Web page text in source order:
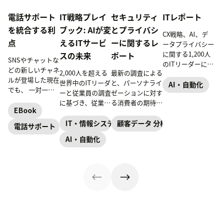
電話サポート
を統合する利
点
SNSやチャットな
どの新しいチャネ
ルが登場した現在
でも、 一対一で
好む顧客はたくさ
んいます。本記事
では、電話サポー
EBook
電話サポート
IT戦略プレイ
ブック: AIが変
えるITサービ
スの未来
2,000人を超える
世界中のITリーダ
ーと従業員の調査
に基づき、従業員
モデルと、AIによ
るITサービスの革
新を読み解く。
IT・情報システム部門
AI・自動化
セキュリティ
とプライバシ
ーに関するレ
ポート
最新の調査による
と、パーソナライ
ゼーションに対す
る消費者の期待と
るようです。 本
資料では、ITリー
解説します。
顧客データ 分析
ITレポート
CX戦略、AI、デ
ータプライバシー
に関する1,200人
のITリーダーによ
ータを特集
AI・自動化